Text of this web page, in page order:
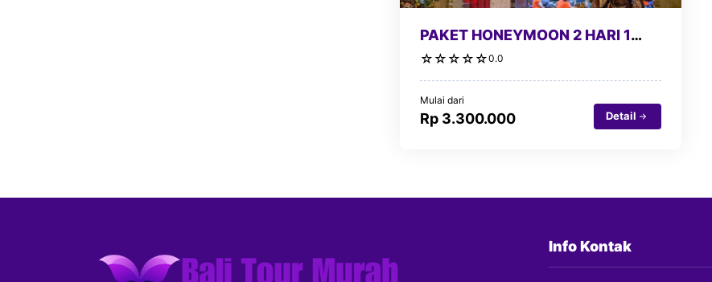
PAKET HONEYMOON 2 HARI 1
MALAM
☆ ☆ ☆ ☆ ☆0.0
Mulai dari
Rp 3.300.000 Detail
Info Kontak